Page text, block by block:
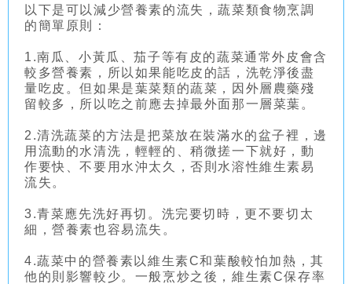
以下是可以減少營養素的流失，蔬菜類食物烹調
的簡單原則：
1.南瓜、小黃瓜、茄子等有皮的蔬菜通常外皮會含
較多營養素，所以如果能吃皮的話，洗乾淨後盡
量吃皮。但如果是葉菜類的蔬菜，因外層農藥殘
留較多，所以吃之前應去掉最外面那一層菜葉。
2.清洗蔬菜的方法是把菜放在裝滿水的盆子裡，邊
用流動的水清洗，輕輕的、稍微搓一下就好，動
作要快、不要用水沖太久，否則水溶性維生素易
流失。
3.青菜應先洗好再切。洗完要切時，更不要切太
細，營養素也容易流失。
4.蔬菜中的營養素以維生素C和葉酸較怕加熱，其
他的則影響較少。一般烹炒之後，維生素C保存率